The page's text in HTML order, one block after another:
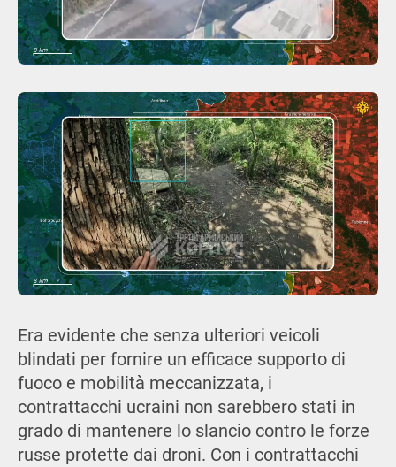
Era evidente che senza ulteriori veicoli
blindati per fornire un efficace supporto di
fuoco e mobilità meccanizzata, i
contrattacchi ucraini non sarebbero stati in
grado di mantenere lo slancio contro le forze
russe protette dai droni. Con i contrattacchi